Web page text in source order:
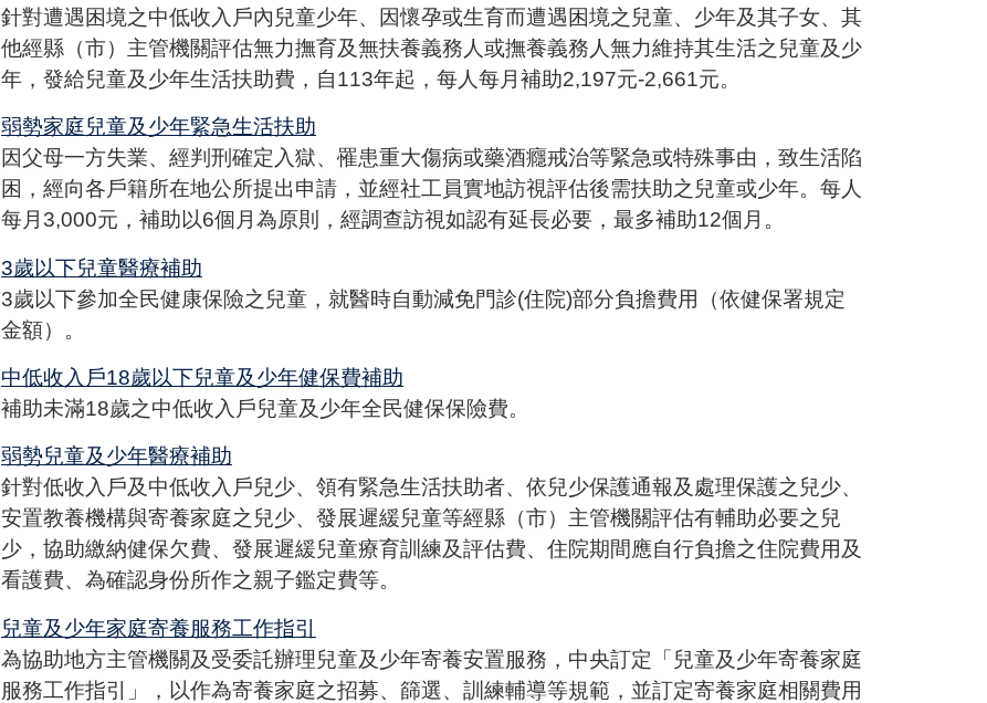
針對遭遇困境之中低收入戶內兒童少年、因懷孕或生育而遭遇困境之兒童、少年及其子女、其
他經縣（市）主管機關評估無力撫育及無扶養義務人或撫養義務人無力維持其生活之兒童及少
年，發給兒童及少年生活扶助費，自113年起，每人每月補助2,197元-2,661元。
弱勢家庭兒童及少年緊急生活扶助
因父母一方失業、經判刑確定入獄、罹患重大傷病或藥酒癮戒治等緊急或特殊事由，致生活陷
困，經向各戶籍所在地公所提出申請，並經社工員實地訪視評估後需扶助之兒童或少年。每人
每月3,000元，補助以6個月為原則，經調查訪視如認有延長必要，最多補助12個月。
3歲以下兒童醫療補助
3歲以下參加全民健康保險之兒童，就醫時自動減免門診(住院)部分負擔費用（依健保署規定
金額）。
中低收入戶18歲以下兒童及少年健保費補助
補助未滿18歲之中低收入戶兒童及少年全民健保保險費。
弱勢兒童及少年醫療補助
針對低收入戶及中低收入戶兒少、領有緊急生活扶助者、依兒少保護通報及處理保護之兒少、
安置教養機構與寄養家庭之兒少、發展遲緩兒童等經縣（市）主管機關評估有輔助必要之兒
少，協助繳納健保欠費、發展遲緩兒童療育訓練及評估費、住院期間應自行負擔之住院費用及
看護費、為確認身份所作之親子鑑定費等。
兒童及少年家庭寄養服務工作指引
為協助地方主管機關及受委託辦理兒童及少年寄養安置服務，中央訂定「兒童及少年寄養家庭
服務工作指引」，以作為寄養家庭之招募、篩選、訓練輔導等規範，並訂定寄養家庭相關費用